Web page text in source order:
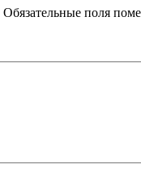
Обязательные поля